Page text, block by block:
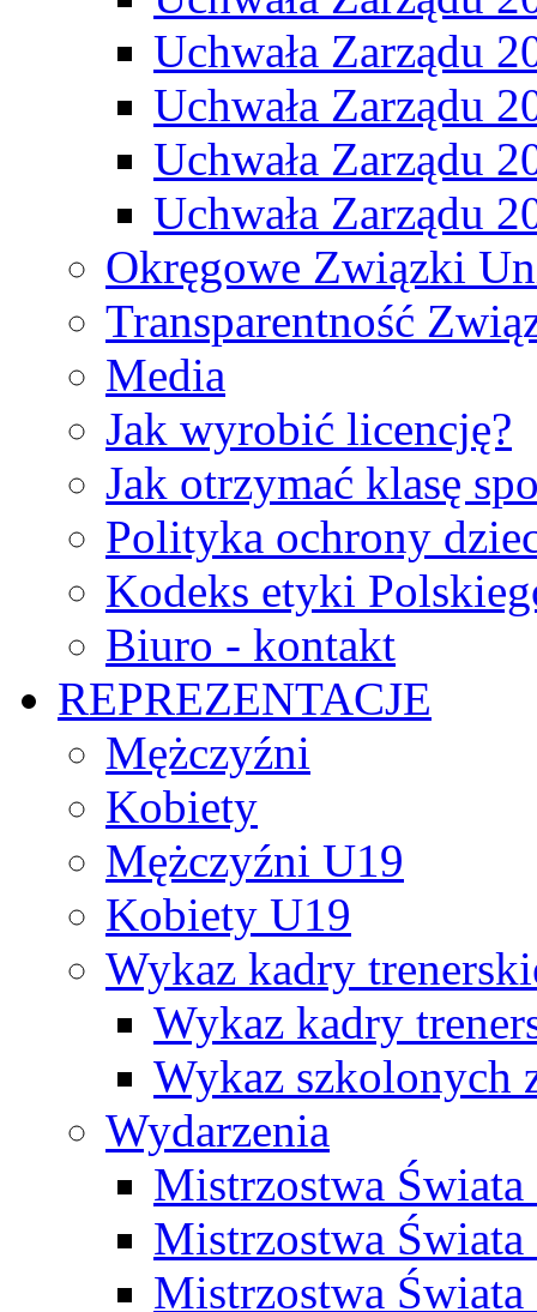
Uchwała Zarządu
Uchwała Zarządu
Uchwała Zarządu
Uchwała Zarządu
Okręgowe Związki
Transparentność
Media
Jak wyrobić licencję?
Jak otrzymać klasę
Polityka ochrony
Kodeks etyki
Biuro - kontakt
REPREZENTACJE
Mężczyźni
Kobiety
Mężczyźni U19
Kobiety U19
Wykaz kadry
Wykaz kadry
Wykaz szkolonych
Wydarzenia
Mistrzostwa
Mistrzostwa
Mistrzostwa